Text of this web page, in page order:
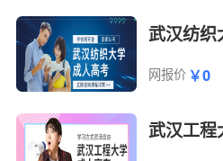
工程
2
电气工程
及其自动
化
网报价 ￥0